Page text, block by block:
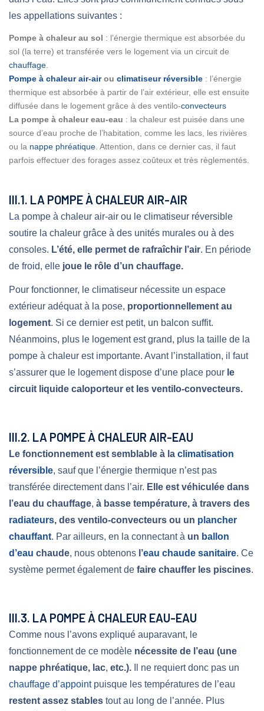
les appellations suivantes :
Pompe à chaleur au sol : l’énergie thermique est absorbée du
sol (la terre) et transférée vers le logement via un circuit de
chauffage
Pompe à chaleur air-airou climatiseur réversible : l’énergie
thermique est absorbée à partir de l’air extérieur, elle est ensuite
diffusée dans le logement grâce à des ventilo-convecteurs
La pompe à chaleur eau-eau : la chaleur est puisée dans une
source d’eau proche de l’habitation, comme les lacs, les rivières
ou la nappe phréatique . Attention, dans ce dernier cas, il faut
parfois effectuer des forages assez coûteux et très règlementés.
III.1. LA POMPE À CHALEUR AIR-AIR
La pompe à chaleur air-air ou le climatiseur réversible
soutire la chaleur grâce à des unités murales ou à des
consoles. L’été, elle permet de rafraîchir l’air. En période
de froid, elle joue le rôle d’un chauffage.
Pour fonctionner, le climatiseur nécessite un espace
extérieur adéquat à la pose, proportionnellement au
logement. Si ce dernier est petit, un balcon suffit.
Néanmoins, plus le logement est grand, plus la taille de la
pompe à chaleur est importante. Avant l’installation, il faut
s’assurer que le logement dispose d’une place pour le
circuit liquide caloporteur et les ventilo-convecteurs.
III.2. LA POMPE À CHALEUR AIR-EAU
Le fonctionnement est semblable à la climatisation
réversible, sauf que l’énergie thermique n’est pas
transférée directement dans l’air. Elle est véhiculée dans
l’eau du chauffage, à basse température, à travers des
radiateurs, des ventilo-convecteurs ou un plancher
chauffant. Par ailleurs, en la connectant à un ballon
d’eau chaude, nous obtenons l’eau chaude sanitaire. Ce
système permet également de faire chauffer les piscines.
III.3. LA POMPE À CHALEUR EAU-EAU
Comme nous l’avons expliqué auparavant, le
fonctionnement de ce modèle nécessite de l’eau (une
nappe phréatique, lac, etc.). Il ne requiert donc pas un
chauffage d’appointpuisque les températures de l’eau
restent assez stables tout au long de l’année. Plus